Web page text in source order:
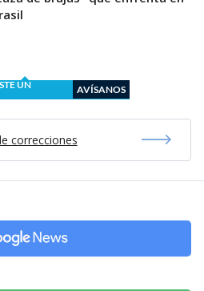
UN
AVÍSANOS
correcciones